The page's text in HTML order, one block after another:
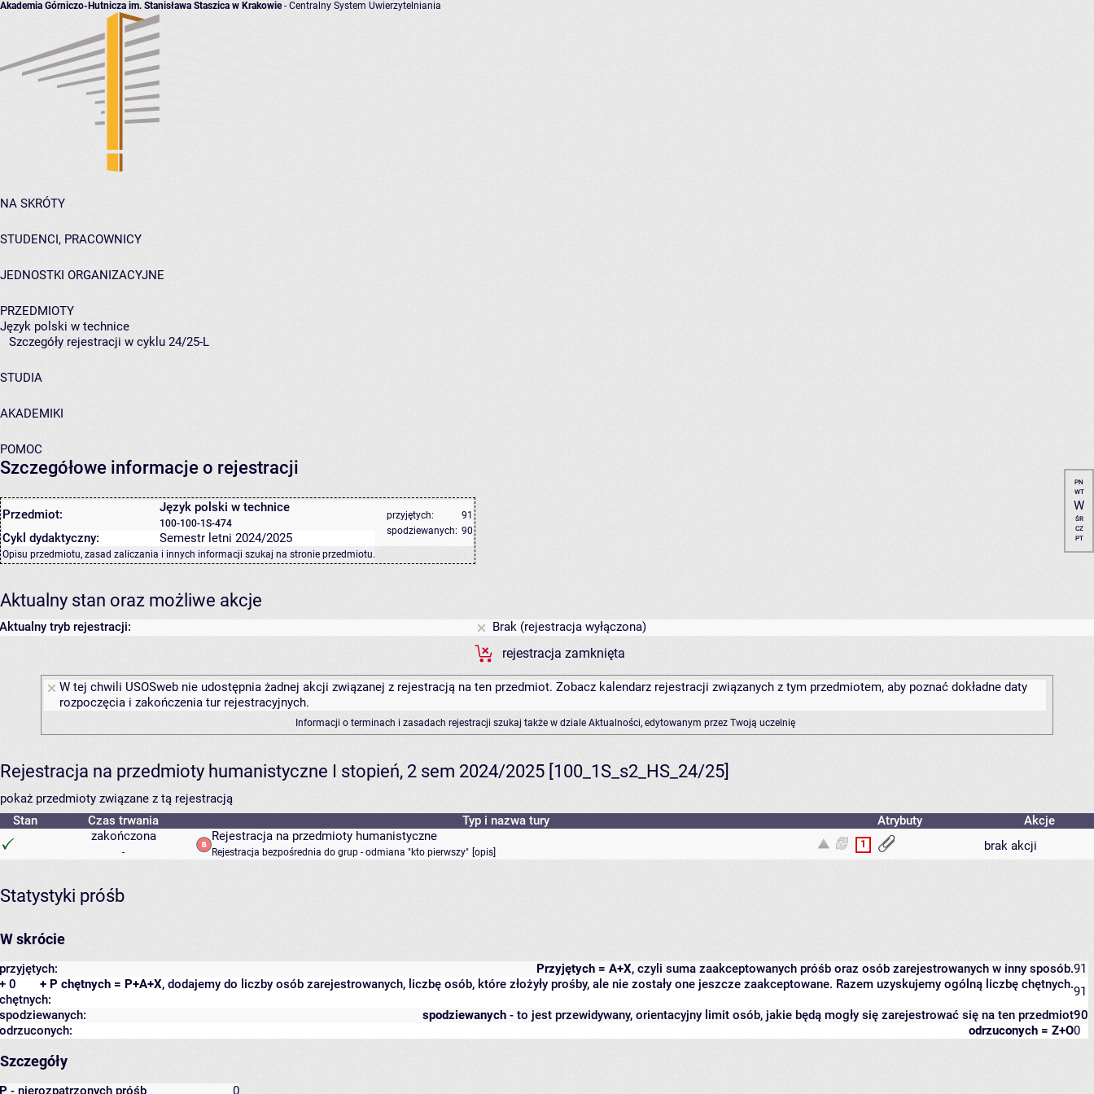
Akademia Górniczo-Hutnicza im. Stanisława Staszica w Krakowie- Centralny System Uwierzytelniania
NA SKRÓTY
STUDENCI, PRACOWNICY
JEDNOSTKI ORGANIZACYJNE
PRZEDMIOTY
Język polski w technice
Szczegóły rejestracji w cyklu 24/25-L
STUDIA
AKADEMIKI
POMOC
Szczegółowe informacje o rejestracji
Przedmiot: Język polski w technice
100-100-1S-474
przyjętych:
91
spodziewanych: 90
Cykl dydaktyczny: Semestr letni 2024/2025
Opisu przedmiotu, zasad zaliczania i innych informacji szukaj na stronie przedmiotu.
PN
WT
W
ŚR
CZ
PT
Aktualny stan oraz możliwe akcje
Aktualny tryb rejestracji:
Brak (rejestracja wyłączona)
rejestracja zamknięta
W tej chwili USOSweb nie udostępnia żadnej akcji związanej z rejestracją na ten przedmiot. Zobacz kalendarz rejestracji związanych z tym przedmiotem, aby poznać dokładne daty
rozpoczęcia i zakończenia tur rejestracyjnych.
Informacji o terminach i zasadach rejestracji szukaj także w dziale Aktualności, edytowanym przez Twoją uczelnię
Rejestracja na przedmioty humanistyczne I stopień, 2 sem 2024/2025 [100_1S_s2_HS_24/25]
pokaż przedmioty związane z tą rejestracją
Stan
Czas trwania Typ i nazwa tury Atrybuty
Akcje
zakończona
-
Rejestracja na przedmioty humanistyczne
Rejestracja bezpośrednia do grup - odmiana "kto pierwszy" opis
1 brak akcji
Statystyki próśb
W skrócie
Przyjętych = A+X, czyli suma zaakceptowanych próśb oraz osób zarejestrowanych w inny sposób.
przyjętych:
91
+ P chętnych = P+A+X, dodajemy do liczby osób zarejestrowanych, liczbę osób, które złożyły prośby, ale nie zostały one jeszcze zaakceptowane. Razem uzyskujemy ogólną liczbę chętnych.
+ 0
chętnych:
91
spodziewanych - to jest przewidywany, orientacyjny limit osób, jakie będą mogły się zarejestrować się na ten przedmiot
spodziewanych:
90
odrzuconych = Z+O
odrzuconych: 0
Szczegóły
P - nierozpatrzonych próśb 0